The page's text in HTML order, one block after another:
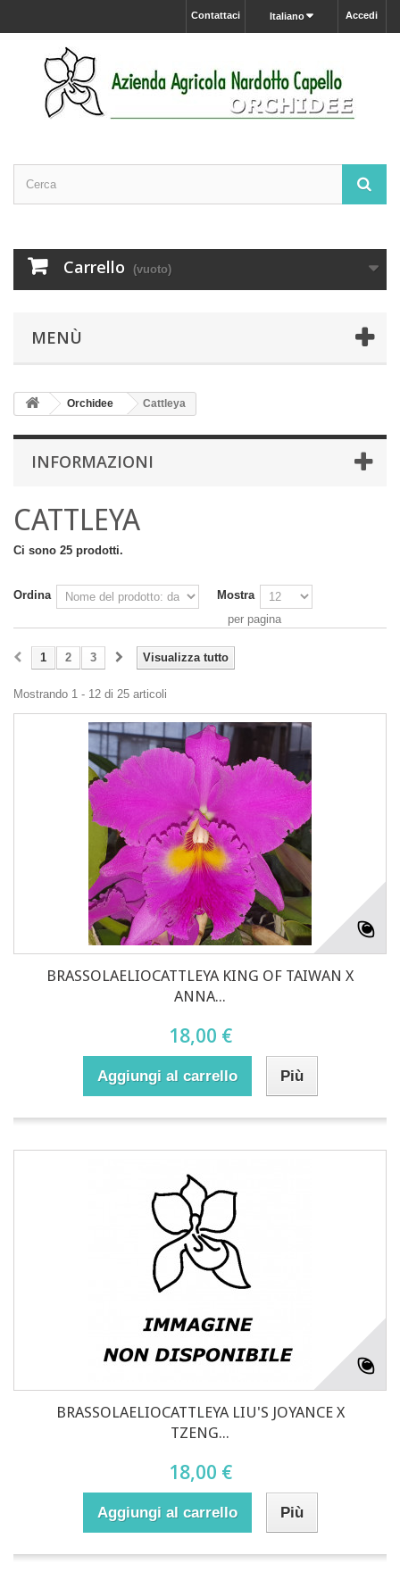
Accedi
Italiano
Contattaci
Carrello (vuoto)
MENÙ
Orchidee Cattleya
INFORMAZIONI
CATTLEYA
Ci sono 25 prodotti.
Ordina
Mostra
per pagina
Visualizza tutto
1 2 3
Mostrando 1 - 12 di 25 articoli
BRASSOLAELIOCATTLEYA KING OF TAIWAN X
ANNA...
18,00 €
Aggiungi al carrello Più
BRASSOLAELIOCATTLEYA LIU'S JOYANCE X
TZENG...
18,00 €
Aggiungi al carrello Più